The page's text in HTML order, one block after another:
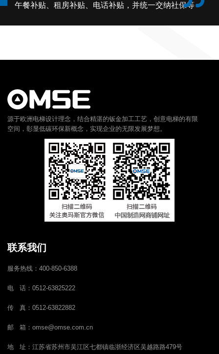
午餐补贴、租房补贴、电话补贴，并统一交纳社保等
源于欧洲电梯设计理念，结合精湛的钣金加工工艺，创意电梯的有限
空间，彰显低碳环保新概念，实现企业的无限发展梦想。
联系我们
服务热线：400-850-6388
电 话：0512-63825222
传 真：0512-63822882
邮 箱：omse@omse.com.cn
地 址：江苏省苏州市吴江区七都镇临浙经济区吴越路路479号